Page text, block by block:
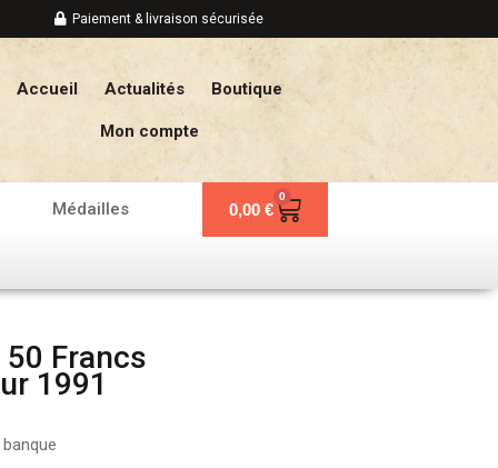
Paiement & livraison sécurisée
Accueil Actualités Boutique
Mon compte
Médailles 0,00 €
0
Panier
50 Francs
1991